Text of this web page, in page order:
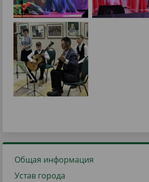
Общая информация
Устав города